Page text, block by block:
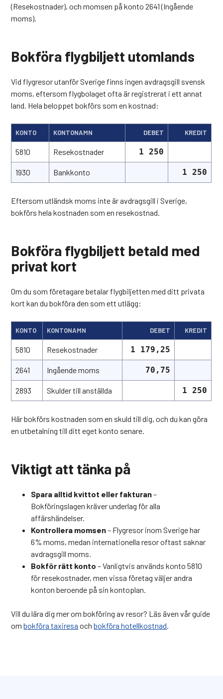
(Resekostnader), och momsen på konto 2641 (Ingående
moms).
Bokföra flygbiljett utomlands
Vid flygresor utanför Sverige finns ingen avdragsgill svensk
moms, eftersom flygbolaget ofta är registrerat i ett annat
land. Hela beloppet bokförs som en kostnad:
KONTO KONTONAMN DEBET KREDIT
5810 Resekostnader 1 250
1930 Bankkonto 1 250
Eftersom utländsk moms inte är avdragsgill i Sverige,
bokförs hela kostnaden som en resekostnad.
Bokföra flygbiljett betald med
privat kort
Om du som företagare betalar flygbiljetten med ditt privata
kort kan du bokföra den som ett utlägg:
KONTO KONTONAMN DEBET KREDIT
5810 Resekostnader 1 179,25
2641 Ingående moms 70,75
2893 Skulder till anställda 1 250
Här bokförs kostnaden som en skuld till dig, och du kan göra
en utbetalning till ditt eget konto senare.
Viktigt att tänka på
Spara alltid kvittot eller fakturan–
Bokföringslagen kräver underlag för alla
affärshändelser.
Kontrollera momsen– Flygresor inom Sverige har
6% moms, medan internationella resor oftast saknar
avdragsgill moms.
Bokför rätt konto – Vanligtvis används konto 5810
för resekostnader, men vissa företag väljer andra
konton beroende på sin kontoplan.
Vill du lära dig mer om bokföring av resor? Läs även vår guide
ombokföra taxiresa ochbokföra hotellkostnad.